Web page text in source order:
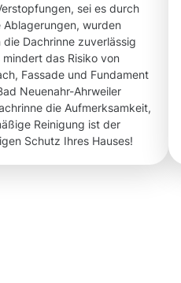
sei es durch
wurden
Dachrinne zuverlässig
das Risiko von
Fassade und Fundament
Neuenahr-Ahrweiler
die Aufmerksamkeit,
Reinigung ist der
Schutz Ihres Hauses!